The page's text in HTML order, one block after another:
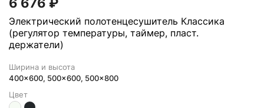
Электрический полотенцесушитель Классика
(регулятор температуры, таймер, пласт.
держатели)
Ширина и высота
400x600, 500x600, 500x800
Цвет